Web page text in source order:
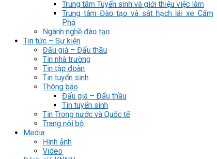
Trung tâm Tuyển sinh và giới thiệu việc làm
Trung tâm Đào tạo và sát hạch lái xe Cẩm
Phả
Ngành nghề đào tạo
Tin tức – Sự kiện
Đấu giá – Đấu thầu
Tin nhà trường
Tin tập đoàn
Tin tuyển sinh
Thông báo
Đấu giá – Đấu thầu
Tin tuyển sinh
Tin Trong nước và Quốc tế
Trang nội bộ
Media
Hình ảnh
Video